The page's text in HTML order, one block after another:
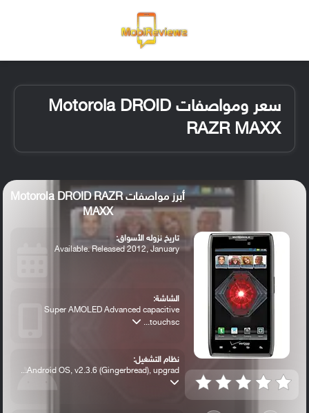
سعر ومواصفات Motorola DROID
RAZR MAXX
أبرز مواصفات Motorola DROID RAZR
MAXX
تاريخ نزوله الأسواق:
Available. Released 2012, January
الشاشة:
Super AMOLED Advanced capacitive
touchsc...
نظام التشغيل:
Android OS, v2.3.6 (Gingerbread), upgrad...